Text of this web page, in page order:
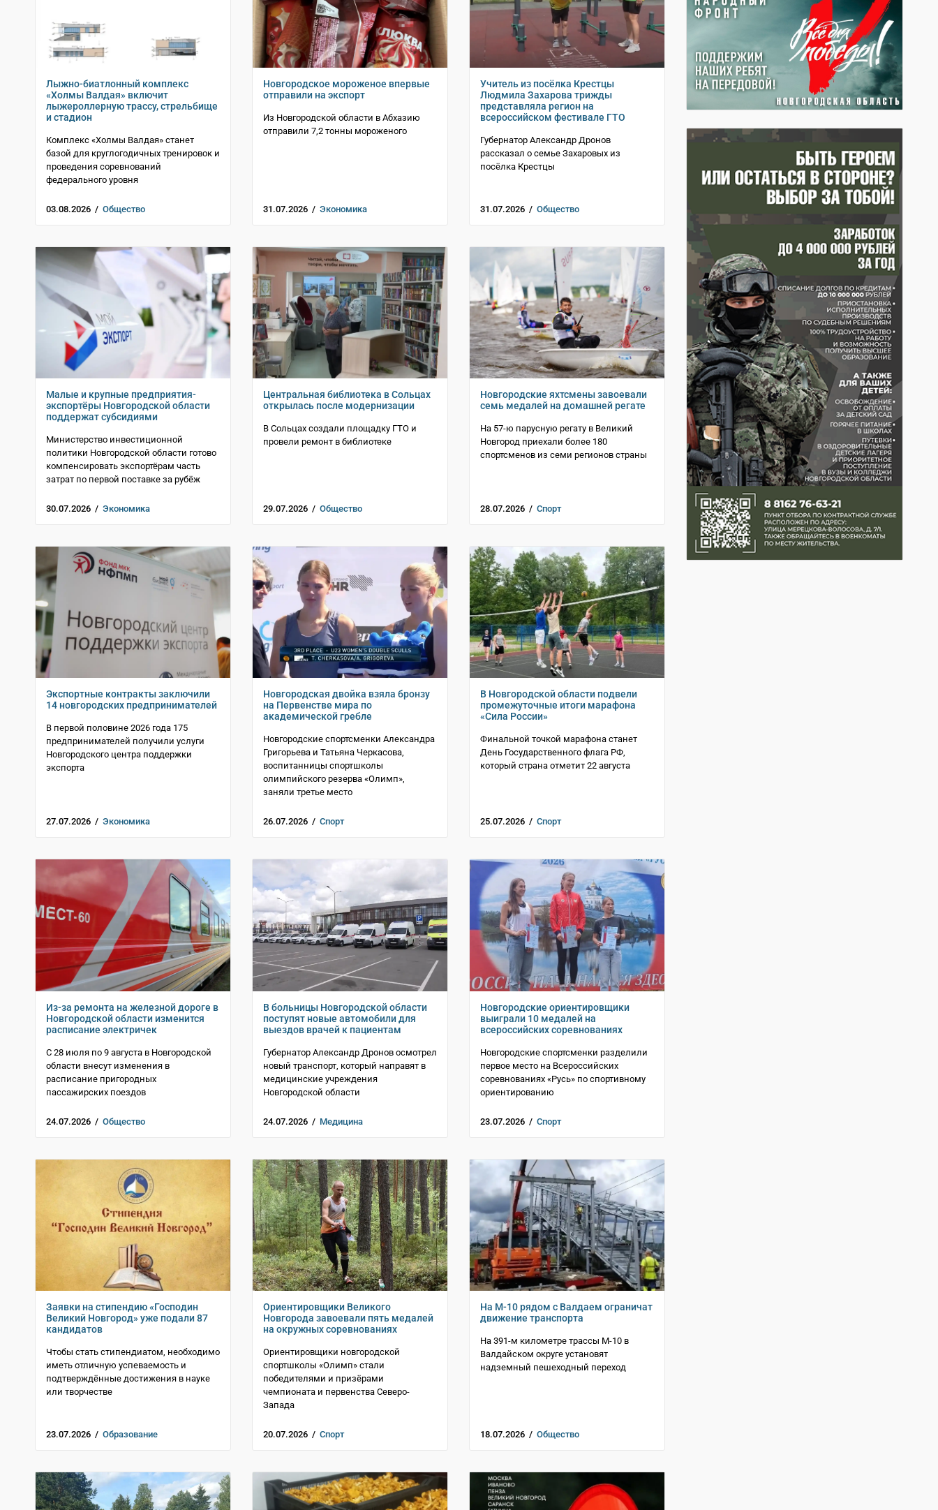
Лыжно-биатлонный комплекс
«Холмы Валдая» включит
лыжероллерную трассу, стрельбище
и стадион
Комплекс «Холмы Валдая» станет
базой для круглогодичных тренировок и
проведения соревнований
федерального уровня
03.08.2026 / Общество
Новгородское мороженое впервые
отправили на экспорт
Из Новгородской области в Абхазию
отправили 7,2 тонны мороженого
31.07.2026 / Экономика
Учитель из посёлка Крестцы
Людмила Захарова трижды
представляла регион на
всероссийском фестивале ГТО
Губернатор Александр Дронов
рассказал о семье Захаровых из
посёлка Крестцы
31.07.2026 / Общество
Малые и крупные предприятия-
экспортёры Новгородской области
поддержат субсидиями
Министерство инвестиционной
политики Новгородской области готово
компенсировать экспортёрам часть
затрат по первой поставке за рубёж
30.07.2026 / Экономика
Центральная библиотека в Сольцах
открылась после модернизации
В Сольцах создали площадку ГТО и
провели ремонт в библиотеке
29.07.2026 / Общество
Новгородские яхтсмены завоевали
семь медалей на домашней регате
На 57-ю парусную регату в Великий
Новгород приехали более 180
спортсменов из семи регионов страны
28.07.2026 / Спорт
Экспортные контракты заключили
14 новгородских предпринимателей
В первой половине 2026 года 175
предпринимателей получили услуги
Новгородского центра поддержки
экспорта
27.07.2026 / Экономика
Новгородская двойка взяла бронзу
на Первенстве мира по
академической гребле
Новгородские спортсменки Александра
Григорьева и Татьяна Черкасова,
воспитанницы спортшколы
олимпийского резерва «Олимп»,
заняли третье место
26.07.2026 / Спорт
В Новгородской области подвели
промежуточные итоги марафона
«Сила России»
Финальной точкой марафона станет
День Государственного флага РФ,
который страна отметит 22 августа
25.07.2026 / Спорт
Из-за ремонта на железной дороге в
Новгородской области изменится
расписание электричек
С 28 июля по 9 августа в Новгородской
области внесут изменения в
расписание пригородных
пассажирских поездов
24.07.2026 / Общество
В больницы Новгородской области
поступят новые автомобили для
выездов врачей к пациентам
Губернатор Александр Дронов осмотрел
новый транспорт, который направят в
медицинские учреждения
Новгородской области
24.07.2026 / Медицина
Новгородские ориентировщики
выиграли 10 медалей на
всероссийских соревнованиях
Новгородские спортсменки разделили
первое место на Всероссийских
соревнованиях «Русь» по спортивному
ориентированию
23.07.2026 / Спорт
Заявки на стипендию «Господин
Великий Новгород» уже подали 87
кандидатов
Чтобы стать стипендиатом, необходимо
иметь отличную успеваемость и
подтверждённые достижения в науке
или творчестве
23.07.2026 / Образование
Ориентировщики Великого
Новгорода завоевали пять медалей
на окружных соревнованиях
Ориентировщики новгородской
спортшколы «Олимп» стали
победителями и призёрами
чемпионата и первенства Северо-
Запада
20.07.2026 / Спорт
На М-10 рядом с Валдаем ограничат
движение транспорта
На 391-м километре трассы М-10 в
Валдайском округе установят
надземный пешеходный переход
18.07.2026 / Общество